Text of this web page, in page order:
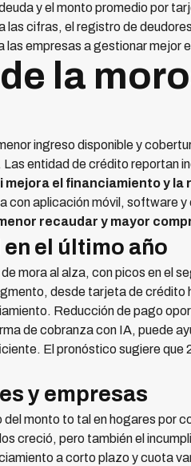
y el monto promedio por
cifras, el registro de
empresas a gestionar mejor
la
ingreso disponible y
entidad de crédito reportan
el financiamiento y la
con aplicación móvil, software
recaudar y mayor
el último año
mora al alza, con picos en el
desde tarjeta de
Reducción de pago
de cobranza con IA, puede
El pronóstico sugiere que
y empresas
monto to tal en hogares por
creció, pero también el
a corto plazo y cuota